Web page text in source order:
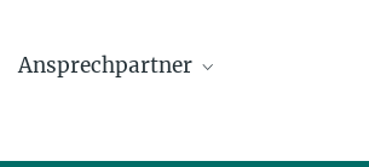
Ansprechpartner